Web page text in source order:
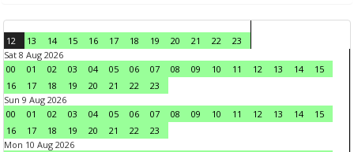
12 13 14 15 16 17 18 19 20 21 22
23
Sat 8 Aug 2026
00
01 02 03 04 05 06 07 08 09 10 11 12 13 14
15
16
17 18 19 20 21 22
23
Sun 9 Aug 2026
00
01 02 03 04 05 06 07 08 09 10 11 12 13 14
15
16
17 18 19 20 21 22
23
Mon 10 Aug 2026